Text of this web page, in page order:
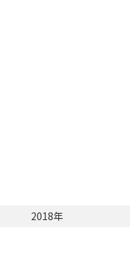
2018年